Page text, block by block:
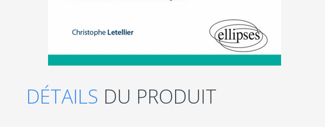
DÉTAILS DU PRODUIT